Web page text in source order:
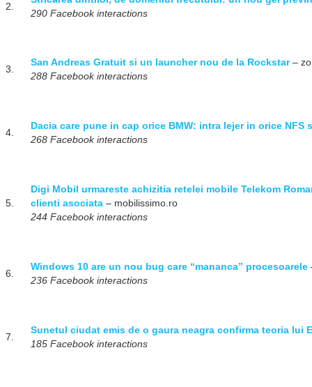
2.
290 Facebook interactions
3.
San Andreas Gratuit si un launcher nou de la Rockstar–
288 Facebook interactions
4.
Dacia care pune in cap orice BMW: intra lejer in orice NFS
268 Facebook interactions
5.
Digi Mobil urmareste achizitia retelei mobile Telekom
clienti asociata – mobilissimo.ro
244 Facebook interactions
6.
Windows 10 are un nou bug care “mananca” procesoarele
236 Facebook interactions
7.
Sunetul ciudat emis de o gaura neagra confirma teoria lui
185 Facebook interactions